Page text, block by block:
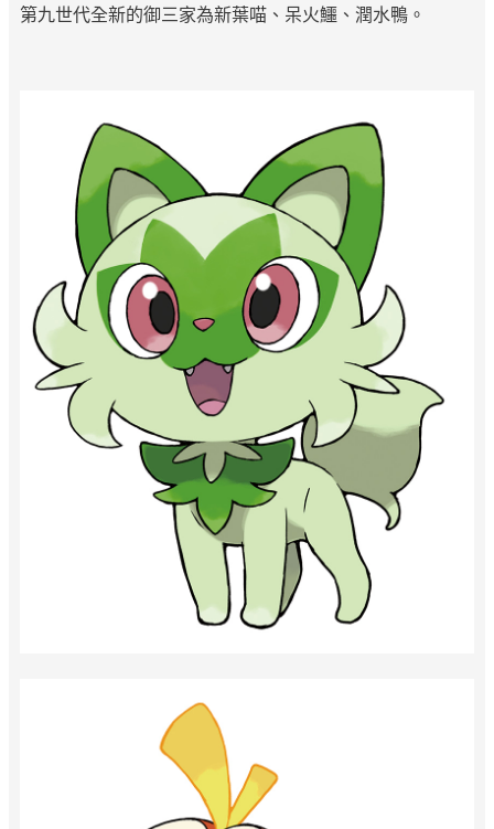
第九世代全新的御三家為新葉喵、呆火鱷、潤水鴨。